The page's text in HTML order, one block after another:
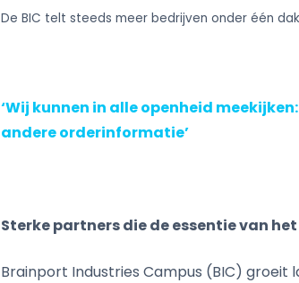
De BIC telt steeds meer bedrijven onder één
‘Wij kunnen in alle openheid
andere orderinformatie’
Sterke partners die de essentie van
Brainport Industries Campus (BIC)